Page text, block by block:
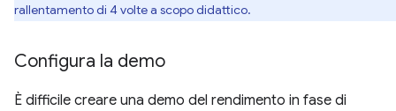
rallentamento di 4 volte a scopo didattico.
Configura la demo
È difficile creare una demo del rendimento in fase di